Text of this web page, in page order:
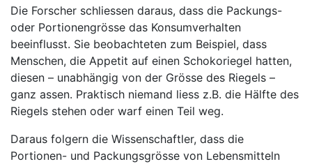
Die Forscher schliessen daraus, dass die Packungs-
oder Portionengrösse das Konsumverhalten
beeinflusst. Sie beobachteten zum Beispiel, dass
Menschen, die Appetit auf einen Schokoriegel hatten,
diesen – unabhängig von der Grösse des Riegels –
ganz assen. Praktisch niemand liess z.B. die Hälfte des
Riegels stehen oder warf einen Teil weg.
Daraus folgern die Wissenschaftler, dass die
Portionen- und Packungsgrösse von Lebensmitteln